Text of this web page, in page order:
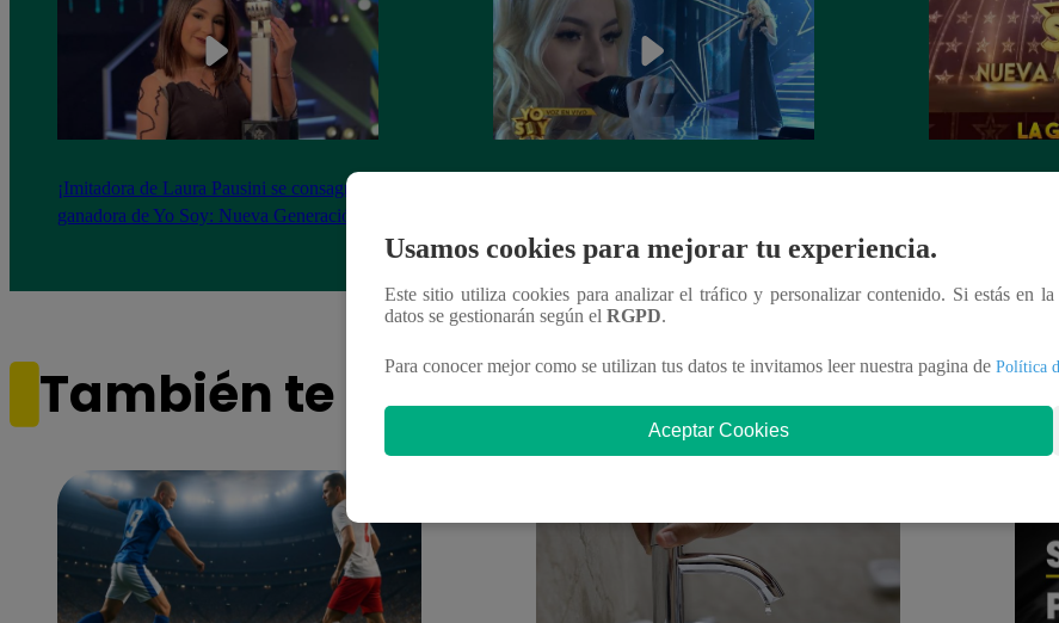
¡Imitadora de Laura Pausini se consagró
ganadora de Yo Soy: Nueva Generación!
También te puede interesar
Usamos cookies para mejorar tu experiencia.
Este sitio utiliza cookies para analizar el tráfico y personalizar contenido. Si estás en
datos se gestionarán según el RGPD.
Para conocer mejor como se utilizan tus datos te invitamos leer nuestra pagina de Política
Aceptar Cookies